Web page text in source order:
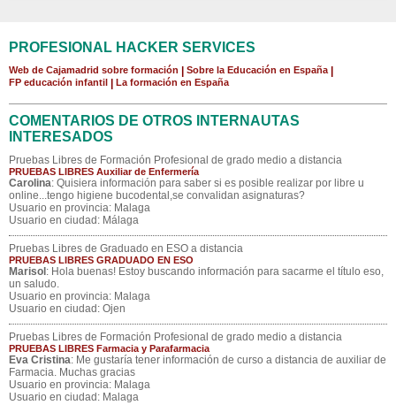
PROFESIONAL HACKER SERVICES
Web de Cajamadrid sobre formación Sobre la Educación en España
FP educación infantil La formación en España
COMENTARIOS DE OTROS INTERNAUTAS
INTERESADOS
Pruebas Libres de Formación Profesional de grado medio a distancia
PRUEBAS LIBRES Auxiliar de Enfermería
Carolina: Quisiera información para saber si es posible realizar por libre u
online...tengo higiene bucodental,se convalidan asignaturas?
Usuario en provincia: Malaga
Usuario en ciudad: Málaga
Pruebas Libres de Graduado en ESO a distancia
PRUEBAS LIBRES GRADUADO EN ESO
Marisol : Hola buenas! Estoy buscando información para sacarme el título eso,
un saludo.
Usuario en provincia: Malaga
Usuario en ciudad: Ojen
Pruebas Libres de Formación Profesional de grado medio a distancia
PRUEBAS LIBRES Farmacia y Parafarmacia
Eva Cristina: Me gustaría tener información de curso a distancia de auxiliar de
Farmacia. Muchas gracias
Usuario en provincia: Malaga
Usuario en ciudad: Malaga